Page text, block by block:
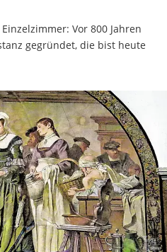
Vor 800 Jahren
gegründet, die bist heute